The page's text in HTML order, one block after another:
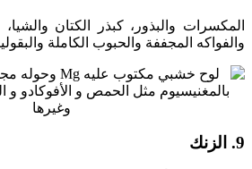
المكسرات والبذور، كبذر الكتان والشيا،
والفواكه المجففة والحبوب الكاملة
9. الزنك